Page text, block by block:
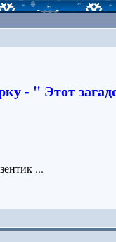
- " Этот
...